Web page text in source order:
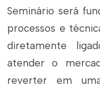
Seminário será
processos e
diretamente
atender o
reverter em